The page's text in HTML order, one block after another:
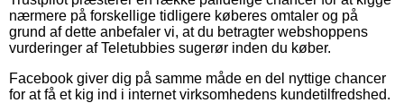
nærmere på forskellige tidligere køberes omtaler og på
grund af dette anbefaler vi, at du betragter webshoppens
vurderinger af Teletubbies sugerør inden du køber.
Facebook giver dig på samme måde en del nyttige chancer
for at få et kig ind i internet virksomhedens kundetilfredshed.